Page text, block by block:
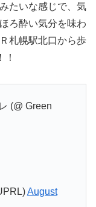
たいな感じで、気
ろ酔い気分を味わ
札幌駅北口から歩
(@ Green
August